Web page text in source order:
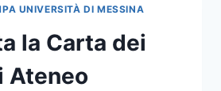
UNIVERSITÀ DI MESSINA
la Carta dei
Ateneo